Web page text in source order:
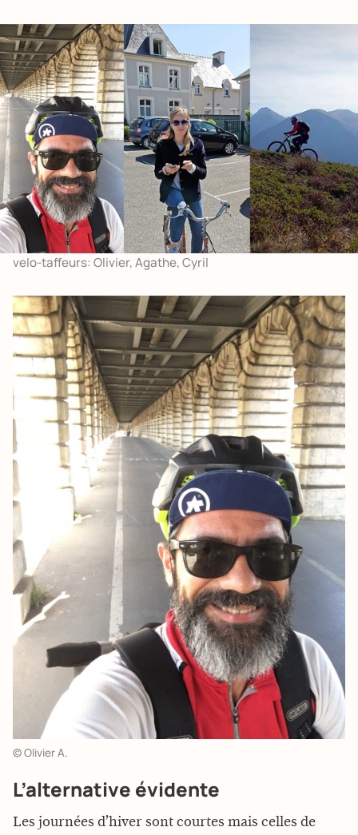
velo-taffeurs: Olivier, Agathe, Cyril
© Olivier A.
L’alternative évidente
Les journées d’hiver sont courtes mais celles de